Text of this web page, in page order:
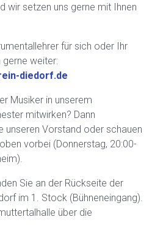
wir setzen uns gerne mit Ihnen
für sich oder Ihr
gerne weiter:
diedorf.de
Musiker in unserem
mitwirken? Dann
unseren Vorstand oder schauen
vorbei (Donnerstag, 20:00-
Sie an der Rückseite der
im 1. Stock (Bühneneingang).
über die